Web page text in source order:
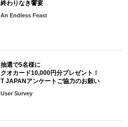
終わりなき饗宴
An Endless Feast
抽選で5名様に
クオカード10,000円分プレゼント！
T JAPANアンケートご協力のお願い
User Survey